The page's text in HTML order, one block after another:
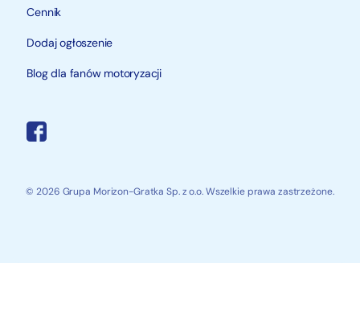
Cennik
Dodaj ogłoszenie
Blog dla fanów motoryzacji
© 2026 Grupa Morizon-Gratka Sp. z o.o. Wszelkie prawa zastrzeżone.